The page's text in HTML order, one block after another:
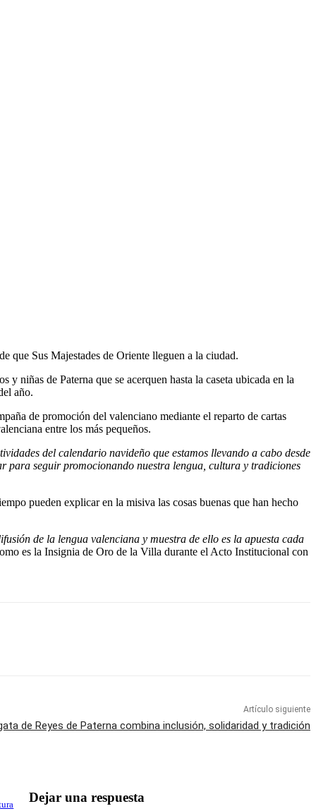
que Sus Majestades de Oriente lleguen a la ciudad.
niñas de Paterna que se acerquen hasta la caseta ubicada en la
año.
de promoción del valenciano mediante el reparto de cartas
entre los más pequeños.
del calendario navideño que estamos llevando a cabo desde
para seguir promocionando nuestra lengua, cultura y tradiciones
pueden explicar en la misiva las cosas buenas que han hecho
de la lengua valenciana y muestra de ello es la apuesta cada
es la Insignia de Oro de la Villa durante el Acto Institucional con
Artículo siguiente
de Reyes de Paterna combina inclusión, solidaridad y tradición
Dejar una respuesta